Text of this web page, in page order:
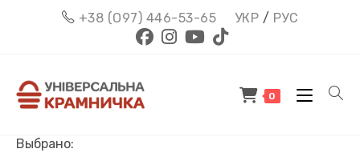
+38 (О97) 446-53-65 УКР / РУС
0
Выбрано: